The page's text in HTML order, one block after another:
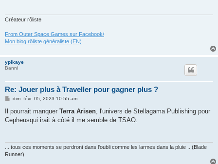
Créateur rôliste
From Outer Space Games sur Facebook/
Mon blog rôliste généraliste (EN)
ypikaye
Banni
Re: Jouer plus à Traveller pour gagner plus ?
M
s
s
a
dim. févr. 05, 2023 10:55 am
Il pourrait manquer Terra Arisen, l'univers de Stellagama Publishing pour
Cepheusqui irait à côté il me semble de TSAO.
... tous ces moments se perdront dans l'oubli comme les larmes dans la pluie ...(Blade
Runner)